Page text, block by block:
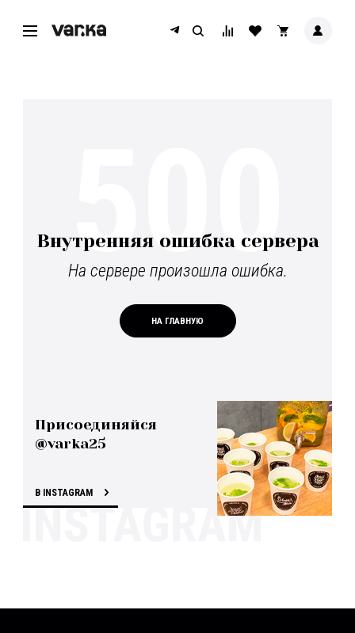
Внутренняя ошибка сервера
На сервере произошла ошибка.
НА ГЛАВНУЮ
500
Присоединяйся
@varka25
В INSTAGRAM